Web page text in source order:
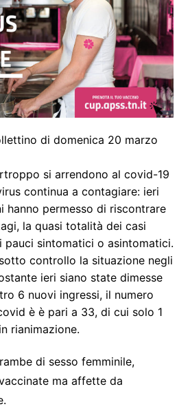
di domenica 20 marzo
si arrendono al covid-19
continua a contagiare: ieri
hanno permesso di riscontrare
la quasi totalità dei casi
pauci sintomatici o asintomatici.
controllo la situazione negli
ieri siano state dimesse
6 nuovi ingressi, il numero
è è pari a 33, di cui solo 1
rianimazione.
di sesso femminile,
ma affette da